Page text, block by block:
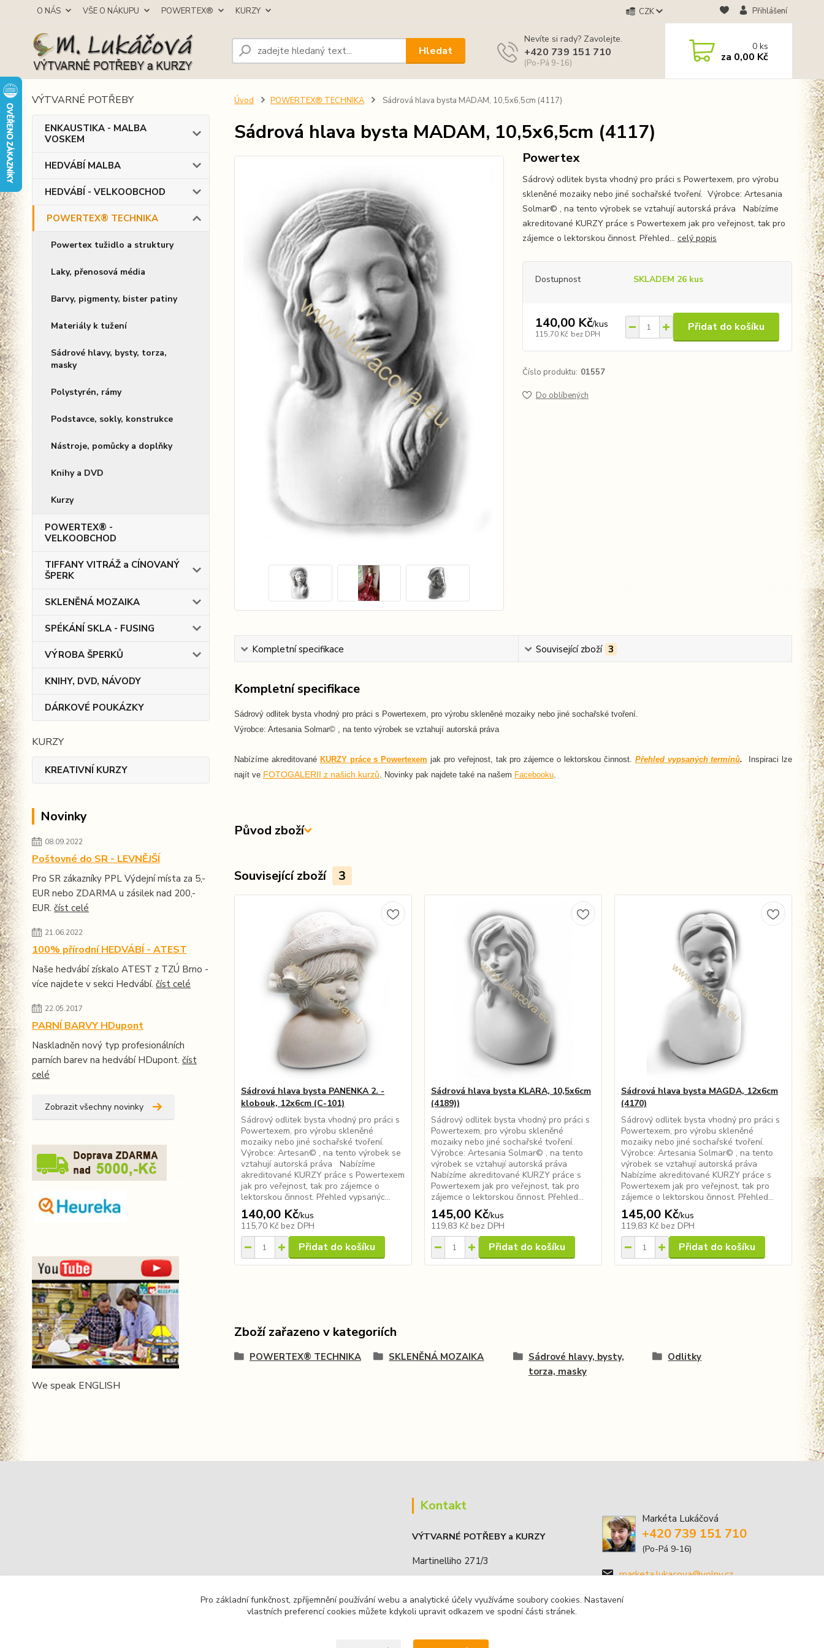
O NÁS VŠE O NÁKUPU POWERTEX® KURZY CZK Přihlášení
Hledat
Nevíte si rady? Zavolejte.
+420 739 151 710
(Po-Pá 9-16)
0ks
za 0,00 Kč
VÝTVARNÉ POTŘEBY
ENKAUSTIKA - MALBA
VOSKEM
HEDVÁBÍ MALBA
HEDVÁBÍ - VELKOOBCHOD
POWERTEX® TECHNIKA
Powertex tužidlo a struktury
Laky, přenosová média
Barvy, pigmenty, bister patiny
Materiály k tužení
Sádrové hlavy, bysty, torza,
masky
Polystyrén, rámy
Podstavce, sokly, konstrukce
Nástroje, pomůcky a doplňky
Knihy a DVD
Kurzy
POWERTEX® -
VELKOOBCHOD
TIFFANY VITRÁŽ a CÍNOVANÝ
ŠPERK
SKLENĚNÁ MOZAIKA
SPÉKÁNÍ SKLA - FUSING
VÝROBA ŠPERKŮ
KNIHY, DVD, NÁVODY
DÁRKOVÉ POUKÁZKY
KURZY
KREATIVNÍ KURZY
Novinky
08.09.2022
Poštovné do SR - LEVNĚJŠÍ
Pro SR zákazníky PPL Výdejní místa za 5,-
EUR nebo ZDARMA u zásilek nad 200,-
EUR. číst celé
21.06.2022
100% přírodní HEDVÁBÍ - ATEST
Naše hedvábí získalo ATEST z TZÚ Brno -
více najdete v sekci Hedvábí. číst celé
22.05.2017
PARNÍ BARVY HDupont
Naskladněn nový typ profesionálních
parních barev na hedvábí HDupont. číst
celé
Zobrazit všechny novinky
We speak ENGLISH
Úvod POWERTEX® TECHNIKA Sádrová hlava bysta MADAM, 10,5x6,5cm (4117)
Sádrová hlava bysta MADAM, 10,5x6,5cm (4117)
Powertex
Sádrový odlitek bysta vhodný pro práci s Powertexem, pro výrobu
skleněné mozaiky nebo jiné sochařské tvoření. Výrobce: Artesania
Solmar© , na tento výrobek se vztahují autorská práva Nabízíme
akreditované KURZY práce s Powertexem jak pro veřejnost, tak pro
zájemce o lektorskou činnost. Přehled... celý popis
Dostupnost SKLADEM 26 kus
140,00 Kč/kus
115,70 Kč bez DPH
Přidat do košíku
Číslo produktu: 01557
Do oblíbených
Kompletní specifikace Související zboží 3
Kompletní specifikace
Sádrový odlitek bysta vhodný pro práci s Powertexem, pro výrobu skleněné mozaiky nebo jiné sochařské tvoření.
Výrobce: Artesania Solmar© , na tento výrobek se vztahují autorská práva
Nabízíme akreditované KURZY práce s Powertexem jak pro veřejnost, tak pro zájemce o lektorskou činnost. Přehled vypsaných termínů.
Inspiraci lze
najít ve FOTOGALERII z našich kurzů. Novinky pak najdete také na našem Facebooku.
Původ zboží
Související zboží 3
Sádrová hlava bysta PANENKA 2. -
klobouk, 12x6cm (C-101)
Sádrový odlitek bysta vhodný pro práci s
Powertexem, pro výrobu skleněné
mozaiky nebo jiné sochařské tvoření.
Výrobce: Artesan© , na tento výrobek se
vztahují autorská práva Nabízíme
akreditované KURZY práce s Powertexem
jak pro veřejnost, tak pro zájemce o
lektorskou činnost. Přehled vypsanýc...
140,00 Kč/kus
115,70 Kč bez DPH
Přidat do košíku
Sádrová hlava bysta KLARA, 10,5x6cm
(4189))
Sádrový odlitek bysta vhodný pro práci s
Powertexem, pro výrobu skleněné
mozaiky nebo jiné sochařské tvoření.
Výrobce: Artesania Solmar© , na tento
výrobek se vztahují autorská práva
Nabízíme akreditované KURZY práce s
Powertexem jak pro veřejnost, tak pro
zájemce o lektorskou činnost. Přehled...
145,00 Kč/kus
119,83 Kč bez DPH
Přidat do košíku
Sádrová hlava bysta MAGDA, 12x6cm
(4170)
Sádrový odlitek bysta vhodný pro práci s
Powertexem, pro výrobu skleněné
mozaiky nebo jiné sochařské tvoření.
Výrobce: Artesania Solmar© , na tento
výrobek se vztahují autorská práva
Nabízíme akreditované KURZY práce s
Powertexem jak pro veřejnost, tak pro
zájemce o lektorskou činnost. Přehled...
145,00 Kč/kus
119,83 Kč bez DPH
Přidat do košíku
Zboží zařazeno v kategoriích
POWERTEX® TECHNIKA SKLENĚNÁ MOZAIKA
Sádrové hlavy, bysty,
torza, masky
Odlitky
Kontakt
VÝTVARNÉ POTŘEBY a KURZY
Martinelliho 271/3
IČO: 68885636
Markéta Lukáčová
+420 739 151 710
(Po-Pá 9-16)
marketa.lukacova@volny.cz
Pro základní funkčnost, zpříjemnění používání webu a analytické účely využíváme soubory cookies. Nastavení
vlastních preferencí cookies můžete kdykoli upravit odkazem ve spodní části stránek.